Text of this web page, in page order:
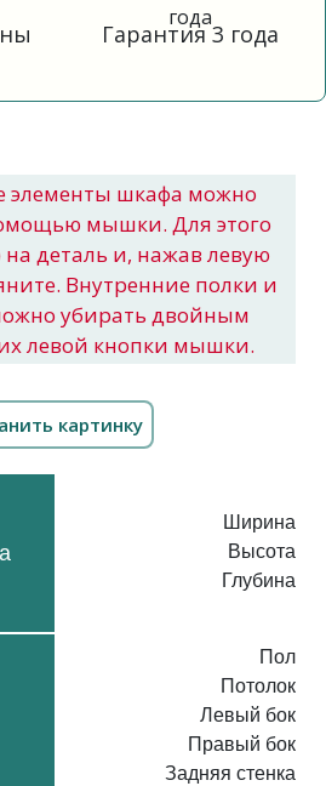
Гарантия 3 года
шкафа можно
мышки. Для этого
на деталь и, нажав левую
Внутренние полки и
убирать двойным
левой кнопки мышки.
Ширина
Высота
Глубина
Пол
Потолок
Левый бок
Правый бок
Задняя стенка